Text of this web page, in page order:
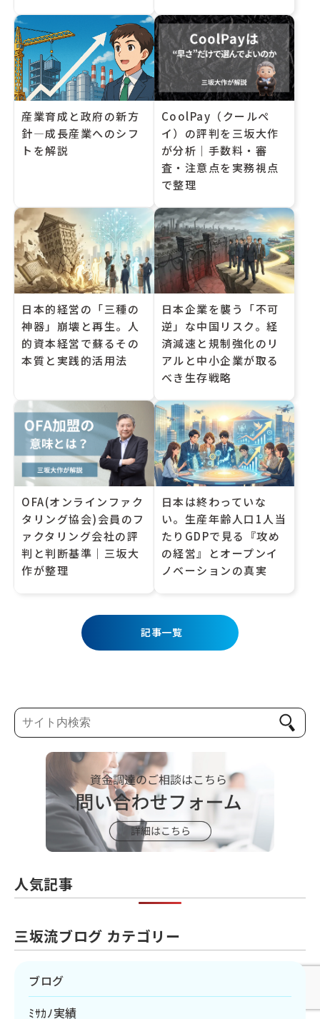
産業育成と政府の新方
針―成長産業へのシフ
トを解説
CoolPay（クールペ
イ）の評判を三坂大作
が分析｜手数料・審
査・注意点を実務視点
で整理
日本的経営の「三種の
神器」崩壊と再生。人
的資本経営で蘇るその
本質と実践的活用法
日本企業を襲う「不可
逆」な中国リスク。経
済減速と規制強化のリ
アルと中小企業が取る
べき生存戦略
OFA(オンラインファク
タリング協会)会員のフ
ァクタリング会社の評
判と判断基準｜三坂大
作が整理
日本は終わっていな
い。生産年齢人口1人当
たりGDPで見る『攻め
の経営』とオープンイ
ノベーションの真実
記事一覧
人気記事
三坂流ブログ カテゴリー
ブログ
ﾐｻｶﾉ実績